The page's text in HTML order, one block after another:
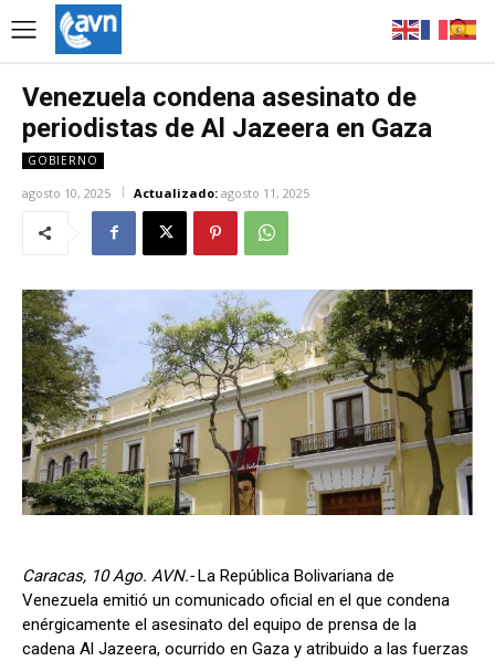
Venezuela condena asesinato de
periodistas de Al Jazeera en Gaza
GOBIERNO
agosto 10, 2025 Actualizado: agosto 11, 2025
Caracas, 10 Ago. AVN.-La República Bolivariana de
Venezuela emitió un comunicado oficial en el que condena
enérgicamente el asesinato del equipo de prensa de la
cadena Al Jazeera, ocurrido en Gaza y atribuido a las fuerzas